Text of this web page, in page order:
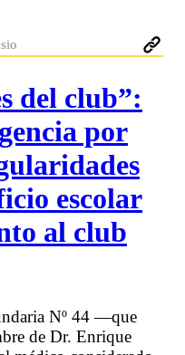
del club”:
por
escolar
al club
Nº 44 —que
de Dr. Enrique